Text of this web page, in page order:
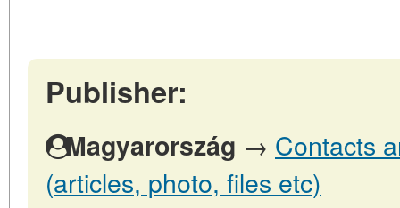
Publisher:
Magyarország → Contacts
(articles, photo, files etc)